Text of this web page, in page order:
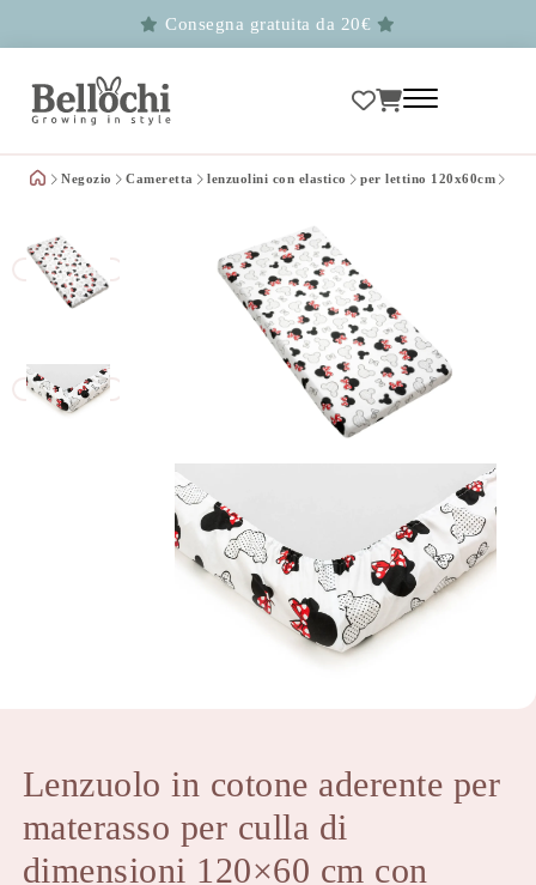
Consegna gratuita da 20€
Negozio Cameretta lenzuolini con elastico per lettino 120x60cm
Lenzuolo in cotone aderente per
materasso per culla di
dimensioni 120×60 cm con